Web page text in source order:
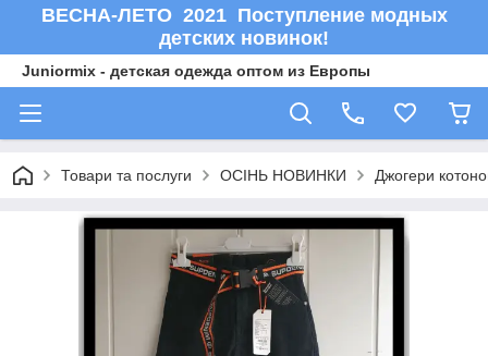
ВЕСНА-ЛЕТО 2021 Поступление модных
детских новинок!
Juniormix - детская одежда оптом из Европы
Товари та послуги ОСIНЬ НОВИНКИ Джогери